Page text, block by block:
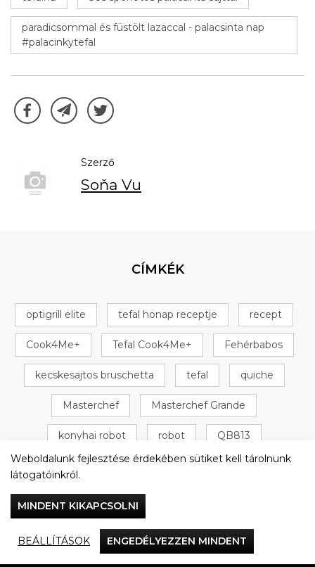
paradicsommal és füstölt lazaccal - palacsinta nap
#palacinkytefal
Szerző
Soňa Vu
CÍMKÉK
optigrill elite tefal honap receptje recept
Cook4Me+ Tefal Cook4Me+ Fehérbabos
kecskesajtos bruschetta tefal quiche
Masterchef Masterchef Grande
konyhai robot robot QB813
Omlós tészta + 16 következő
Vacsorázzunk együtt
Weboldalunk fejlesztése érdekében sütiket kell tárolnunk
látogatóinkról.
MINDENT KIKAPCSOLNI
BEÁLLÍTÁSOK ENGEDÉLYEZZEN MINDENT